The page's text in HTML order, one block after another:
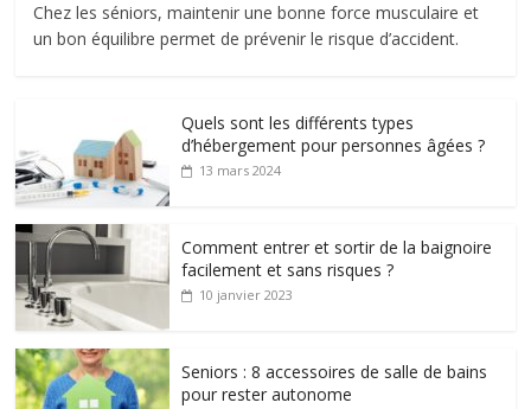
Chez les séniors, maintenir une bonne force musculaire et
un bon équilibre permet de prévenir le risque d’accident.
Quels sont les différents types
d’hébergement pour personnes âgées ?
13 mars 2024
Comment entrer et sortir de la baignoire
facilement et sans risques ?
10 janvier 2023
Seniors : 8 accessoires de salle de bains
pour rester autonome